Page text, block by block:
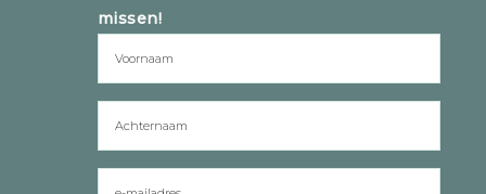
missen!